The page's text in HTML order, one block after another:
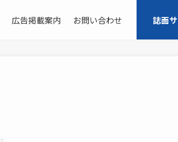
広告掲載案内 お問い合わせ 誌面